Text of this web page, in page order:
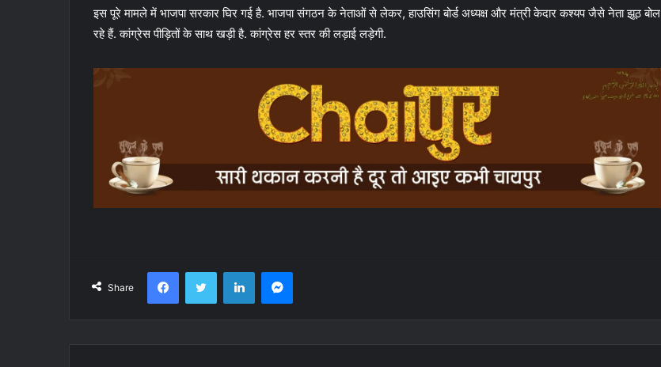
इस पूरे मामले में भाजपा सरकार घिर गई है. भाजपा संगठन के नेताओं से लेकर, हाउसिंग बोर्ड अध्यक्ष और मंत्री केदार कश्यप जैसे नेता झूठ बोल
रहे हैं. कांग्रेस पीड़ितों के साथ खड़ी है. कांग्रेस हर स्तर की लड़ाई लड़ेगी.
Share
FacebookTwitter LinkedInMessenger